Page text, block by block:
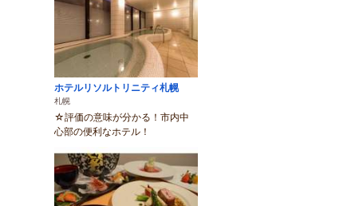
ホテルリソルトリニティ札幌
札幌
☆評価の意味が分かる！市内中
心部の便利なホテル！